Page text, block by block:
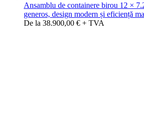
Ansamblu de containere birou 12 ×
generos, design modern și eficiență
De la 38.900,00 € + TVA